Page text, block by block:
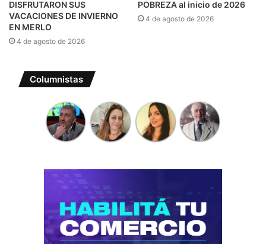
DISFRUTARON SUS
VACACIONES DE INVIERNO
EN MERLO
4 de agosto de 2026
POBREZA al inicio de 2026
4 de agosto de 2026
Columnistas